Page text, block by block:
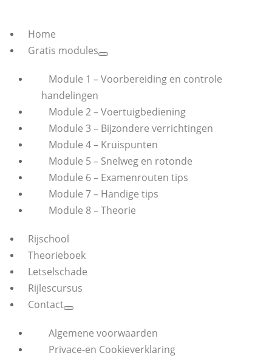
Home
Gratis modules
Module 1 – Voorbereiding en controle
handelingen
Module 2 – Voertuigbediening
Module 3 – Bijzondere verrichtingen
Module 4 – Kruispunten
Module 5 – Snelweg en rotonde
Module 6 – Examenrouten tips
Module 7 – Handige tips
Module 8 – Theorie
Rijschool
Theorieboek
Letselschade
Rijlescursus
Contact
Algemene voorwaarden
Privace-en Cookieverklaring